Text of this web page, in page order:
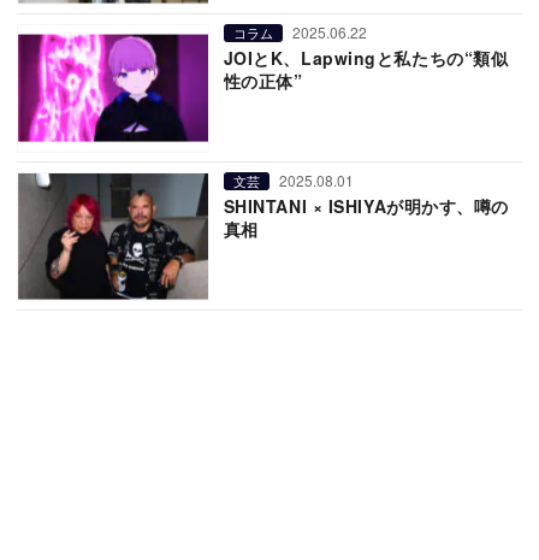
コラム 2025.06.22
JOIとK、Lapwingと私たちの“類似
性の正体”
文芸 2025.08.01
SHINTANI × ISHIYAが明かす、噂の
真相